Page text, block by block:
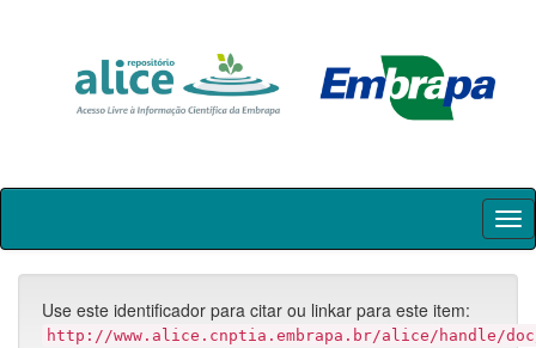
Skip
Use este identificador para citar ou linkar para este item:
http://www.alice.cnptia.embrapa.br/alice/handle/doc/